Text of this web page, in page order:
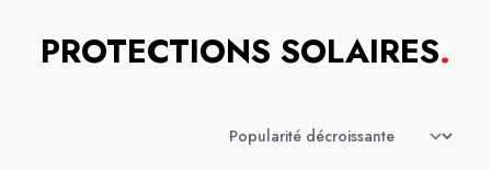
PROTECTIONS SOLAIRES.